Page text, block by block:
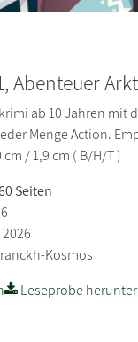
Abenteuer
ab 10 Jahren mit
Menge Action.
/ 1,9 cm ( B/H/T )
Seiten
Kosmos
Leseprobe